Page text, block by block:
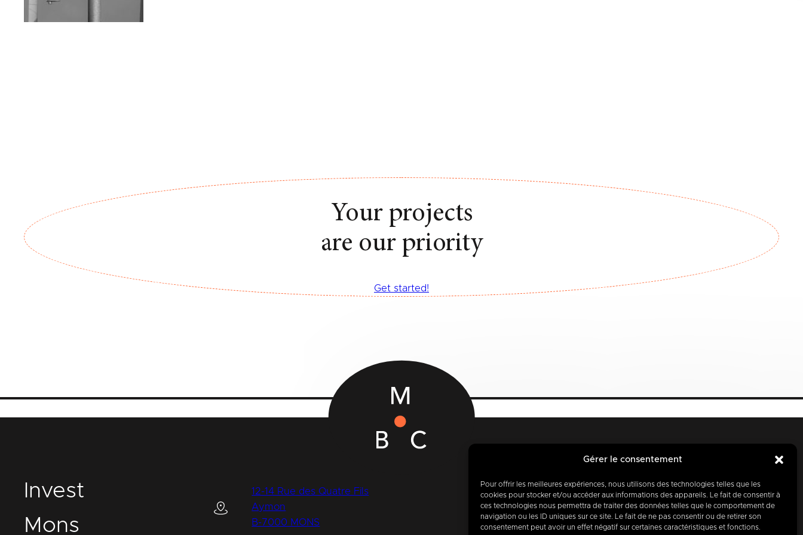
Gérer le consentement
Pour offrir les meilleures expériences, nous utilisons des technologies telles que les
cookies pour stocker et/ou accéder aux informations des appareils. Le fait de consentir à
ces technologies nous permettra de traiter des données telles que le comportement de
navigation ou les ID uniques sur ce site. Le fait de ne pas consentir ou de retirer son
consentement peut avoir un effet négatif sur certaines caractéristiques et fonctions.
Your projects
are our priority
Get started!
nvest
Mons
12-14 Rue des Quatre Fils
Aymon
B-7000 MONS